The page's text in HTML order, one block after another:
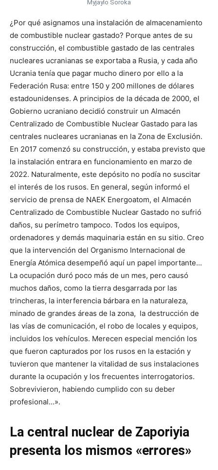
Myjaylo Soroka
¿Por qué asignamos una instalación de almacenamiento
de combustible nuclear gastado? Porque antes de su
construcción, el combustible gastado de las centrales
nucleares ucranianas se exportaba a Rusia, y cada año
Ucrania tenía que pagar mucho dinero por ello a la
Federación Rusa: entre 150 y 200 millones de dólares
estadounidenses. A principios de la década de 2000, el
Gobierno ucraniano decidió construir un Almacén
Centralizado de Combustible Nuclear Gastado para las
centrales nucleares ucranianas en la Zona de Exclusión.
En 2017 comenzó su construcción, y estaba previsto que
la instalación entrara en funcionamiento en marzo de
2022. Naturalmente, este depósito no podía no suscitar
el interés de los rusos. En general, según informó el
servicio de prensa de NAEK Energoatom, el Almacén
Centralizado de Combustible Nuclear Gastado no sufrió
daños, su perímetro tampoco. Todos los equipos,
ordenadores y demás maquinaria están en su sitio. Creo
que la intervención del Organismo Internacional de
Energía Atómica desempeñó aquí un papel importante…
La ocupación duró poco más de un mes, pero causó
muchos daños, como la tierra desgarrada por las
trincheras, la interferencia bárbara en la naturaleza,
minado de grandes áreas de la zona, la destrucción de
las vías de comunicación, el robo de locales y equipos,
incluidos los vehículos. Merecen especial mención los
que fueron capturados por los rusos en la estación y
tuvieron que mantener la vitalidad de sus instalaciones
durante la ocupación y los frecuentes interrogatorios.
Sobrevivieron, habiendo cumplido con su deber
profesional…».
La central nuclear de Zaporiyia
presenta los mismos «errores»